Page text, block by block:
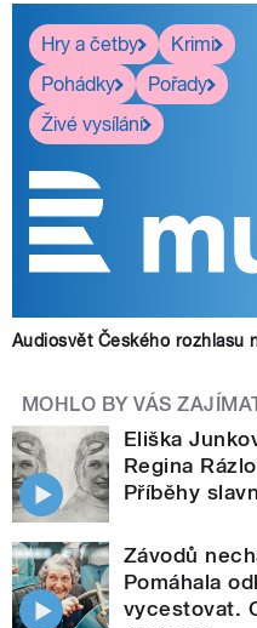
Hry a četby
Krimi
Pohádky
Pořady
Živé vysílání
Audiosvět Českého rozhlasu
MOHLO BY VÁS
Eliška
Regina
Příběhy
Závodů
Pomáhala
vycestovat.